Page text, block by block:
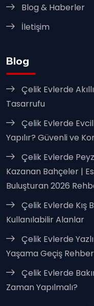
Blog & Haberler
İletişim
Blog
Çelik Evlerde
Tasarrufu
Çelik Evlerde
Yapılır? Güvenli ve
Çelik Evlerde
Kazanan Bahçeler |
Buluşturan 2026
Çelik Evlerde Kış
Kullanılabilir Alanlar
Çelik Evlerde
Yaşama Geçiş
Çelik Evlerde
Zaman Yapılmalı?